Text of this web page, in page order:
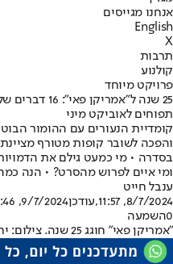
אנחנו מגייסים
English
X
תרבות
קולנוע
פרויקט מיוחד
25 שנה
תפוחים לאוביקט מיני
קומדיית הנעורים עם ההומור
והפכה לשובר קופות מטורף
בסדרה • מי כמעט גילם את
ומי איים לפרוש מהסרט? • הנה
ענבל חייט
8/7/2024, 11:57
,עודכן9/7/2024, 09:46
0השמעה
"אמריקן פאי" חוגג 25 שנה. צילום: יח"צ